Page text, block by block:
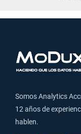
Somos Analytics
12 años de
hablen.